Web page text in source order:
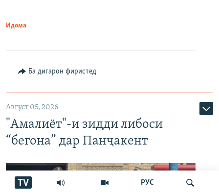
РУС
TV
Идома
Ба дигарон фиристед
Август 05, 2026
"Амалиёт"-и зидди либоси
“бегона” дар Панҷакент